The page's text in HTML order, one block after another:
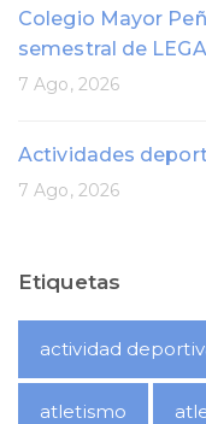
Colegio Mayor
semestral de LEGA
7 Ago, 2026
Actividades
7 Ago, 2026
Etiquetas
actividad
atletismo